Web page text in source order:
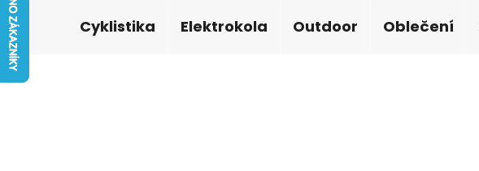
Cyklistika Elektrokola Outdoor Oblečení